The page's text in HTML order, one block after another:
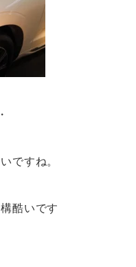
ですね。
酷いです